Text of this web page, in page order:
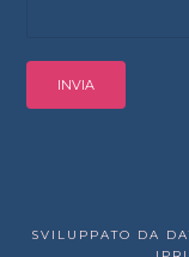
SVILUPPATO DA